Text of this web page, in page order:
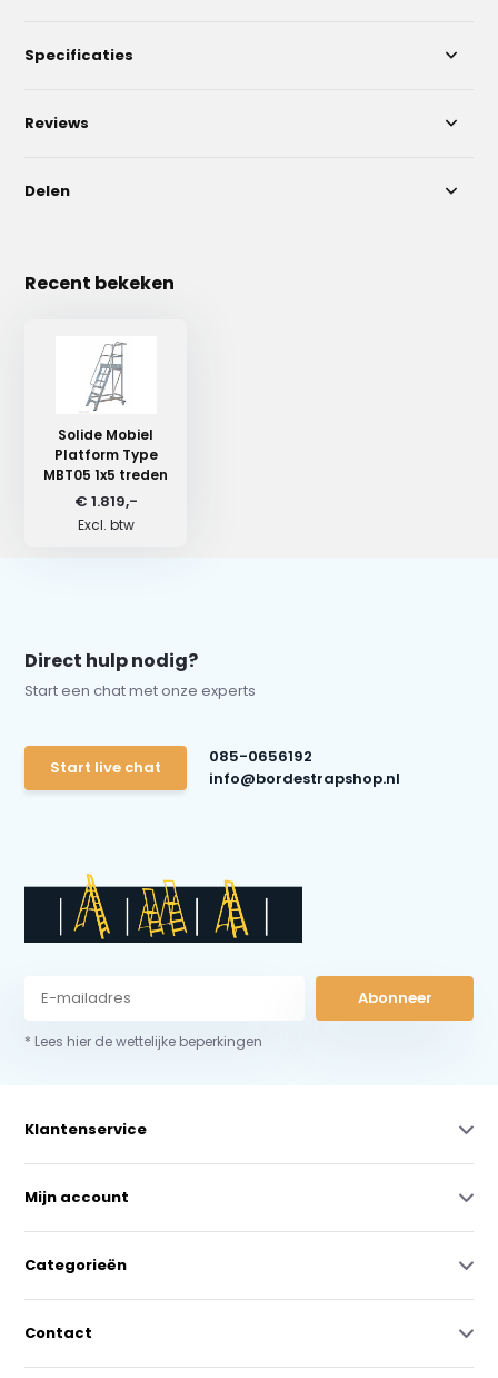
Specificaties
Reviews
Delen
Recent bekeken
Solide Mobiel
Platform Type
MBT05 1x5 treden
€ 1.819,-
Excl. btw
Direct hulp nodig?
Start een chat met onze experts
Start live chat
085-0656192
info@bordestrapshop.nl
Abonneer
* Lees hier de wettelijke beperkingen
Klantenservice
Mijn account
Categorieën
Contact